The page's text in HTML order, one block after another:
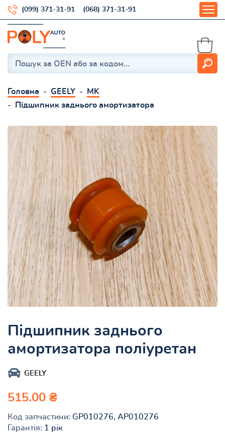
(099) 371-31-91 (068) 371-31-91
Головна GEELY
MK
Підшипник заднього амортизатора
Підшипник заднього
амортизатора поліуретан
GEELY
515.00 ₴
Код запчастини: GP010276, AP010276
Гарантія: 1 рік